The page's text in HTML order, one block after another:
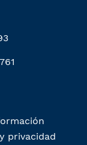
privacidad